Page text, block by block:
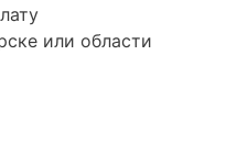
или области